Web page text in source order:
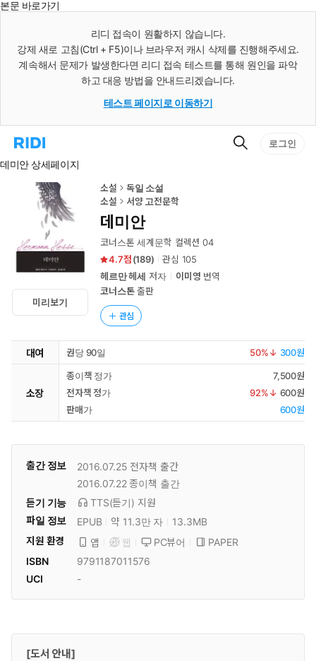
본문 바로가기
리디 접속이 원활하지 않습니다.
강제 새로 고침(Ctrl + F5)이나 브라우저 캐시 삭제를 진행해주세요.
계속해서 문제가 발생한다면 리디 접속 테스트를 통해 원인을 파악
하고 대응 방법을 안내드리겠습니다.
테스트 페이지로 이동하기
리
홈
검
로그인
데미안 상세페이지
미리보기
소설
독일 소설
소설
서양 고전문학
데미안
코너스톤 세계문학 컬렉션 04
4.7
(189) 관심 105
헤르만 헤세 저자 이미영 번역
코너스톤출판
관심
대여 권당 90일 50%↓ 300원
소장
종이책 정가
7,500원
전자책 정가
92%↓ 600원
판매가
600원
출간 정보 2016.07.25 전자책 출간
2016.07.22 종이책 출간
듣기 기능
TTS(듣기) 지원
파일 정보
EPUB 약 11.3만 자
13.3MB
지원 환경
앱 웹 PC뷰어
PAPER
ISBN
9791187011576
UCI
-
[도서 안내]